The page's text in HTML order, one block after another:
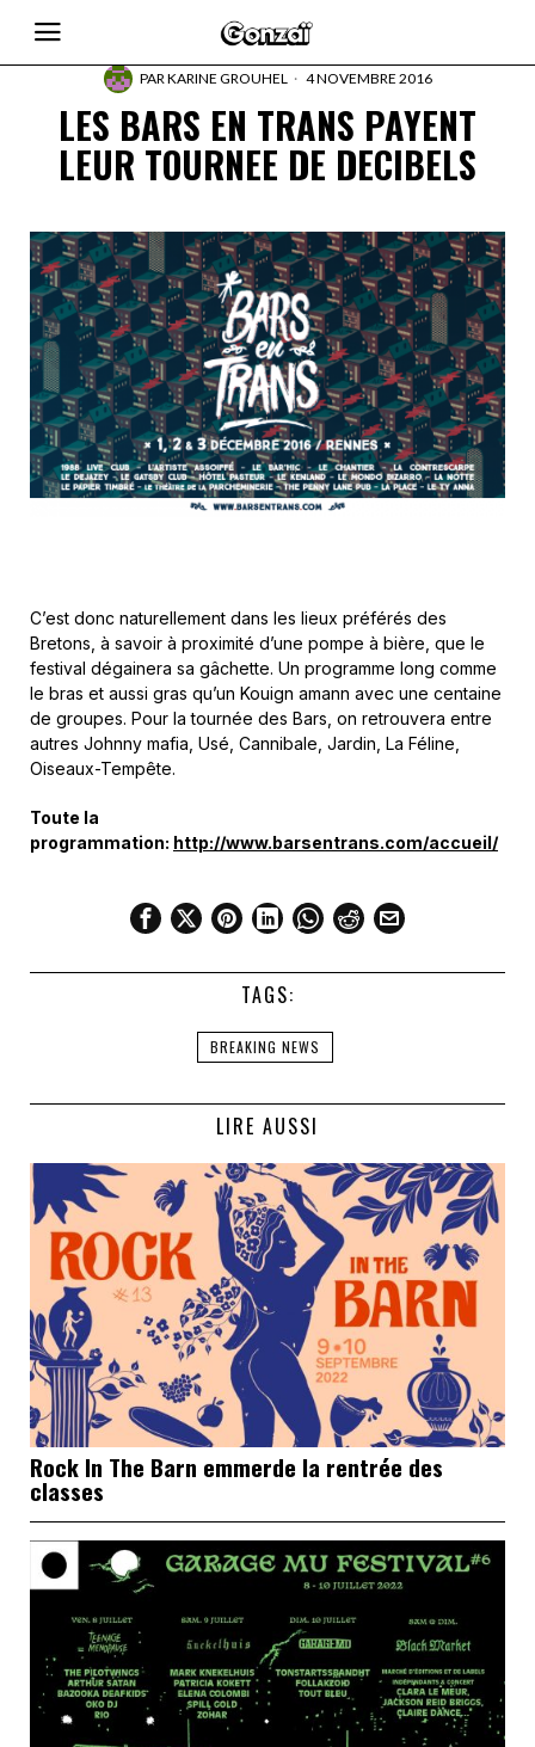
PARKARINE GROUHEL 4 NOVEMBRE 2016
LES BARS EN TRANS PAYENT
LEUR TOURNEE DE DECIBELS
C’est donc naturellement dans les lieux préférés des
Bretons, à savoir à proximité d’une pompe à bière, que le
festival dégainera sa gâchette. Un programme long comme
le bras et aussi gras qu’un Kouign amann avec une centaine
de groupes. Pour la tournée des Bars, on retrouvera entre
autres Johnny mafia, Usé, Cannibale, Jardin, La Féline,
Oiseaux-Tempête.
Toute la
programmation: http://www.barsentrans.com/accueil/
TAGS:
BREAKING NEWS
LIRE AUSSI
Rock In The Barn emmerde la rentrée des
classes